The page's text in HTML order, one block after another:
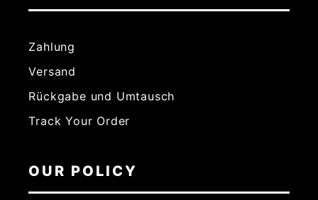
Zahlung
Versand
Rückgabe und Umtausch
Track Your Order
OUR POLICY